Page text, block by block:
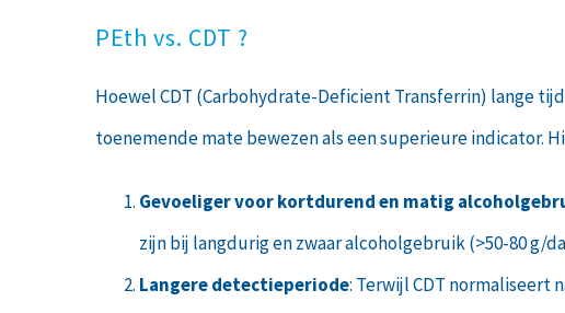
PEth vs. CDT ?
Hoewel CDT (Carbohydrate-Deficient Transferrin) lange
toenemende mate bewezen als een superieure indicator.
Gevoeliger voor kortdurend en matig
zijn bij langdurig en zwaar alcoholgebruik (>50-80 g/
Langere detectieperiode: Terwijl CDT normaliseert